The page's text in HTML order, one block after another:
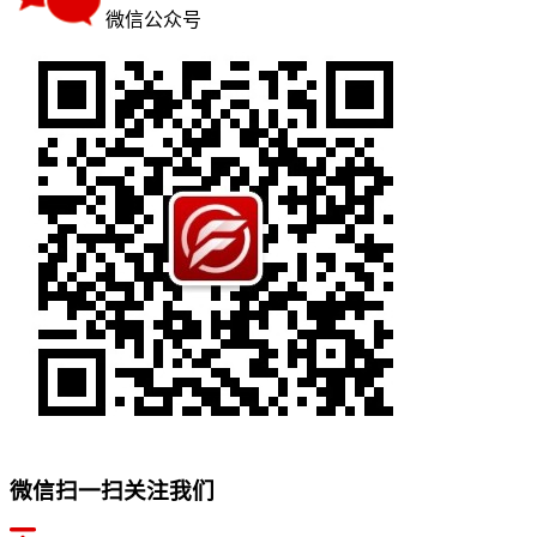
微信公众号
微信扫一扫关注我们